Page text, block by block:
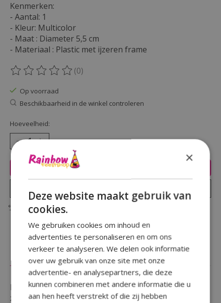
Kenmerken:
- Aantal: 1
- Kleur: Multicolor
- Maat : Diameter 5,5 cm
- Materiaal : Plastic met ijzeren frame
De beoordeling van dit product is
(0)
Op voorraad
Beschikbaarheid in de winkel controleren
Hoeveelheid:
Toevoegen aan winkelwagen
Toevoegen om te vergelijken
Reviews (0)
Een verjaardag te vieren en wil je iemand in het
zonnetje zetten door een opvallende button te geven
×
Deze website maakt gebruik van
cookies.
We gebruiken cookies om inhoud en
advertenties te personaliseren en om ons
verkeer te analyseren. We delen ook informatie
over uw gebruik van onze site met onze
advertentie- en analysepartners, die deze
kunnen combineren met andere informatie die u
aan hen heeft verstrekt of die zij hebben